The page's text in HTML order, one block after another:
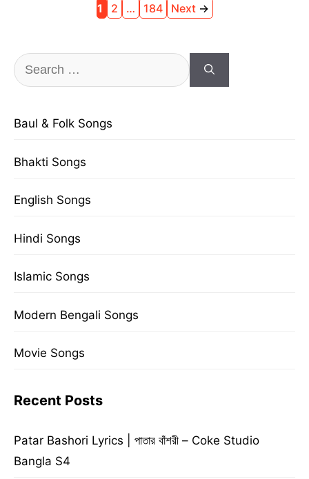
Page
1 Page
2 … Page
184 Next →
Search
for:
Baul & Folk Songs
Bhakti Songs
English Songs
Hindi Songs
Islamic Songs
Modern Bengali Songs
Movie Songs
Recent Posts
Patar Bashori Lyrics | পাতার বাঁশরী – Coke Studio
Bangla S4